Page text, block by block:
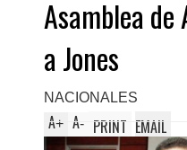
Asamblea
a Jones
NACIONALES
A+ A- PRINT EMAIL